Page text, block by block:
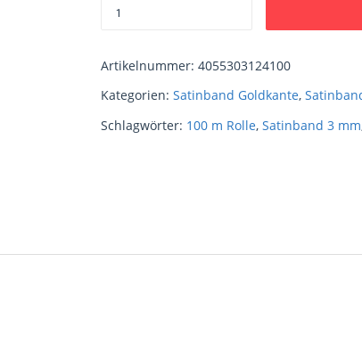
Artikelnummer: 4055303124100
Kategorien: Satinband Goldkante,
Schlagwörter: 100 m Rolle, Satinband 3 mm